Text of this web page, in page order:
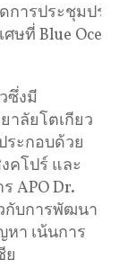
การประชุมประจ
ษที่ Blue Ocean
ซึ่งมี
ลัยโตเกียว
ระกอบด้วย
คโปร์ และ
APO Dr.
กับการพัฒนา
หา เน้นการ
ย